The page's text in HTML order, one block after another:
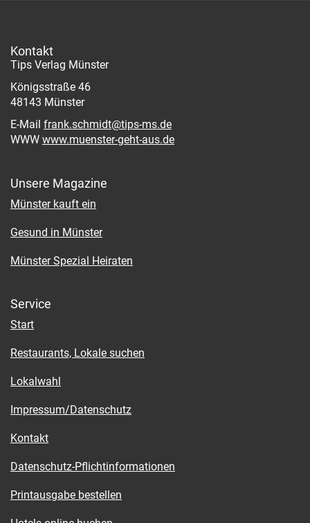
Kontakt
Tips Verlag Münster
Königsstraße 46
48143 Münster
E-Mail frank.schmidt@tips-ms.de
WWW www.muenster-geht-aus.de
Unsere Magazine
Münster kauft ein
Gesund in Münster
Münster Spezial Heiraten
Service
Start
Restaurants, Lokale suchen
Lokalwahl
Impressum/Datenschutz
Kontakt
Datenschutz-Pflichtinformationen
Printausgabe bestellen